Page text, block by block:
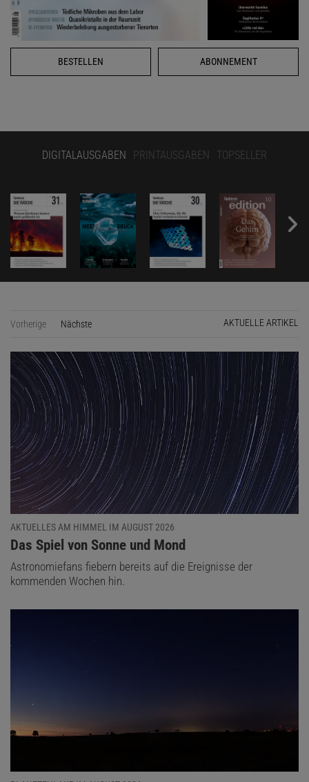
BESTELLEN ABONNEMENT
DIGITALAUSGABEN PRINTAUSGABEN TOPSELLER
Vorherige Nächste AKTUELLE ARTIKEL
AKTUELLES AM HIMMEL IM AUGUST 2026
:
Das Spiel von Sonne und Mond
Astronomiefans fiebern bereits auf die Ereignisse der
kommenden Wochen hin.